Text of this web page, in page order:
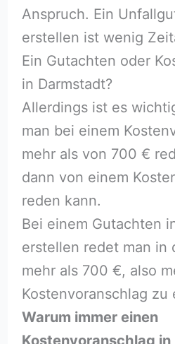
Anspruch. Ein
erstellen ist wenig
Ein Gutachten oder
in Darmstadt?
Allerdings ist es
man bei einem
mehr als von 700 €
dann von einem
reden kann.
Bei einem Gutachten
erstellen redet man in
mehr als 700 €, also
Kostenvoranschlag zu
Warum immer einen
Kostenvoranschlag